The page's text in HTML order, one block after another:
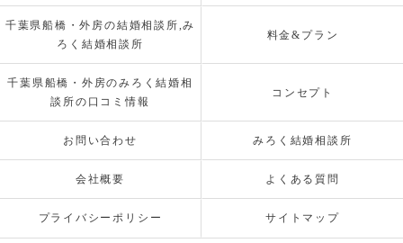
千葉県船橋・外房の結婚相談所,み
ろく結婚相談所
料金&プラン
千葉県船橋・外房のみろく結婚相
談所の口コミ情報
コンセプト
お問い合わせ みろく結婚相談所
会社概要 よくある質問
プライバシーポリシー サイトマップ